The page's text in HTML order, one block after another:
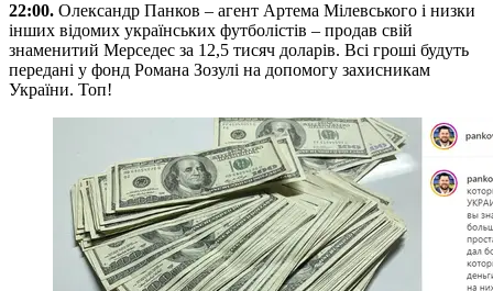
22:00. Олександр Панков – агент Артема Мілевського і низки
інших відомих українських футболістів – продав свій
знаменитий Мерседес за 12,5 тисяч доларів. Всі гроші будуть
передані у фонд Романа Зозулі на допомогу захисникам
України. Топ!